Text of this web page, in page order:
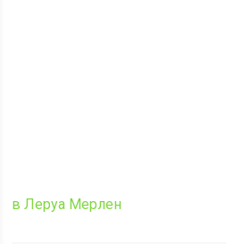
в Леруа Мерлен